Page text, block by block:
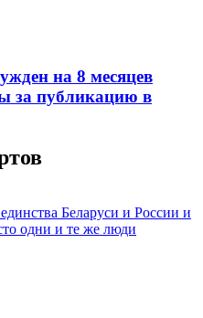
на 8 месяцев
за публикацию в
Беларуси и России и
одни и те же люди